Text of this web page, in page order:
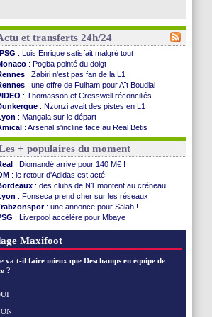
et transferts 24h/24
PSG : Luis Enrique satisfait malgré tout
: Pogba pointé du doigt
: Zabiri n'est pas fan de la L1
: une offre de Fulham pour Aït Boudlal
: Thomasson et Cresswell réconciliés
: Nzonzi avait des pistes en L1
: Mangala sur le départ
: Arsenal s'incline face au Real Betis
: lourde défaite pour le PSG
City: Maresca flou pour Reijnders
: Fenerbahçe prend une belle option
Diriyah: Mbemba arrive libre (officiel)
: le plan d'Alvarez à son retour
: premier succès pour Brest
: le joli but de Greenwood avec le Fener !
2030: une promesse d'Infantino au Maroc ...
: la compo pour le premier match amical
: une nouvelle offre pour Vinicius
: Cabral a prolongé (officiel)
+ populaires du moment
: Diomandé arrive pour 140 M€ !
: le retour d'Adidas est acté
: des clubs de N1 montent au créneau
: Fonseca prend cher sur les réseaux
: une annonce pour Salah !
: Liverpool accélère pour Mbaye
: 3 joueurs écartés du groupe pro
Maxifoot
va t-il faire mieux que Deschamps en équipe de
?